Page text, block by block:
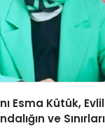
Esma Kütük,
ve